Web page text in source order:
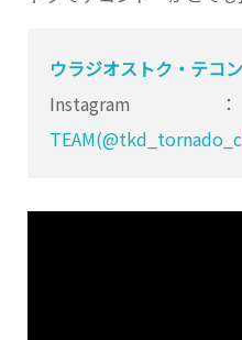
ウラジオストク・テコ